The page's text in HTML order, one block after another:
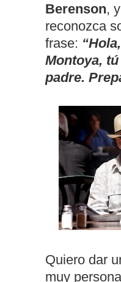
Berenson,
reconozca
frase:
Montoya,
padre.
Quiero dar
muy